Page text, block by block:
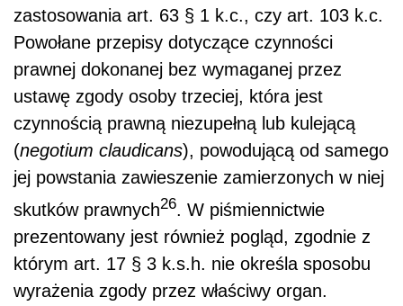
zastosowania art. 63 § 1 k.c., czy art. 103 k.c.
Powołane przepisy dotyczące czynności
prawnej dokonanej bez wymaganej przez
ustawę zgody osoby trzeciej, która jest
czynnością prawną niezupełną lub kulejącą
(negotium claudicans), powodującą od samego
jej powstania zawieszenie zamierzonych w niej
skutków prawnych26. W piśmiennictwie
prezentowany jest również pogląd, zgodnie z
którym art. 17 § 3 k.s.h. nie określa sposobu
wyrażenia zgody przez właściwy organ.